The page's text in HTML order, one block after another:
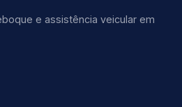
e assistência veicular em